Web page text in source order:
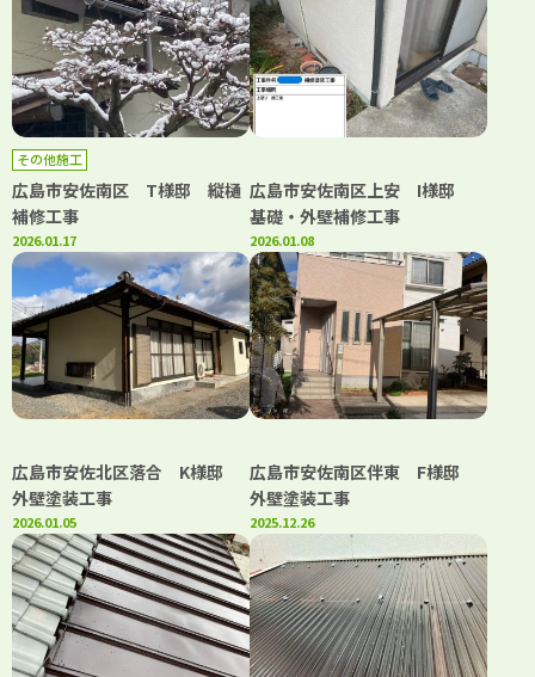
その他施工
広島市安佐南区 T様邸 縦樋
補修工事
2026.01.17
広島市安佐南区上安 I様邸
基礎・外壁補修工事
2026.01.08
広島市安佐北区落合 K様邸
外壁塗装工事
2026.01.05
広島市安佐南区伴東 F様邸
外壁塗装工事
2025.12.26